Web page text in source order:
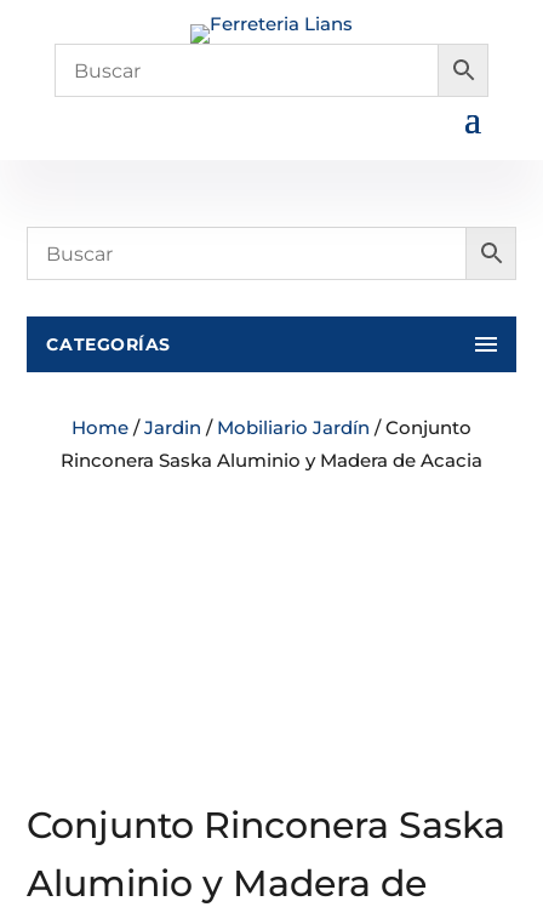
CATEGORÍAS
Home /Jardin / Mobiliario Jardín / Conjunto
Rinconera Saska Aluminio y Madera de Acacia
Conjunto Rinconera Saska
Aluminio y Madera de